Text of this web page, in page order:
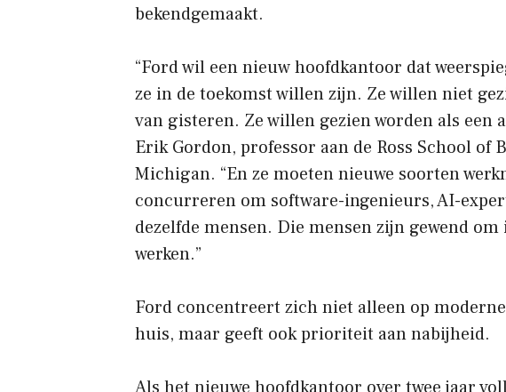
bekendgemaakt.
“Ford wil een nieuw hoofdkantoor dat
ze in de toekomst willen zijn. Ze willen niet
van gisteren. Ze willen gezien worden als een
Erik Gordon, professor aan de Ross School of
Michigan. “En ze moeten nieuwe soorten
concurreren om software-ingenieurs, AI-
dezelfde mensen. Die mensen zijn gewend
werken.”
Ford concentreert zich niet alleen op
huis, maar geeft ook prioriteit aan nabijheid.